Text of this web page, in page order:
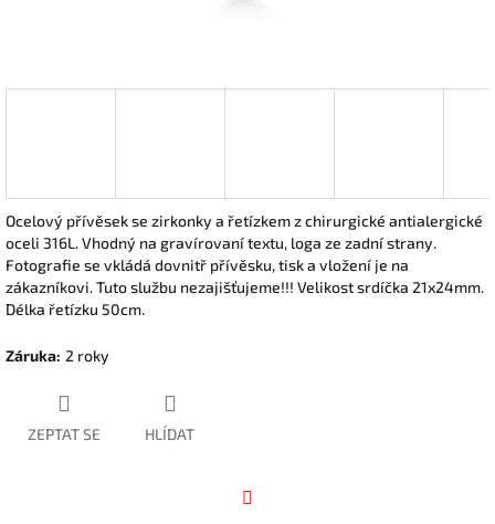
Ocelový přívěsek se zirkonky a řetízkem z chirurgické antialergické
oceli 316L. Vhodný na gravírovaní textu, loga ze zadní strany.
Fotografie se vkládá dovnitř přívěsku, tisk a vložení je na
zákazníkovi. Tuto službu nezajišťujeme!!! Velikost srdíčka 21x24mm.
Délka řetízku 50cm.
Záruka: 2 roky
ZEPTAT SE HLÍDAT